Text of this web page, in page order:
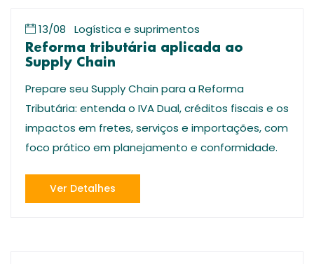
13/08 Logística e suprimentos
Reforma tributária aplicada ao
Supply Chain
Prepare seu Supply Chain para a Reforma
Tributária: entenda o IVA Dual, créditos fiscais e os
impactos em fretes, serviços e importações, com
foco prático em planejamento e conformidade.
Ver Detalhes